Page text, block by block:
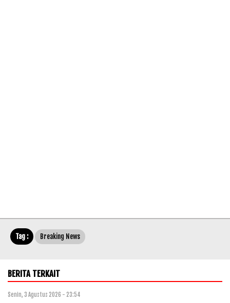
Tag : Breaking News
BERITA TERKAIT
Senin, 3 Agustus 2026 - 23:54